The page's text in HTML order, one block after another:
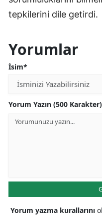
tepkilerini dile getirdi.
Yorumlar
İsim*
Yorum Yazın (500 Karakter)
Yorum yazma kurallarını